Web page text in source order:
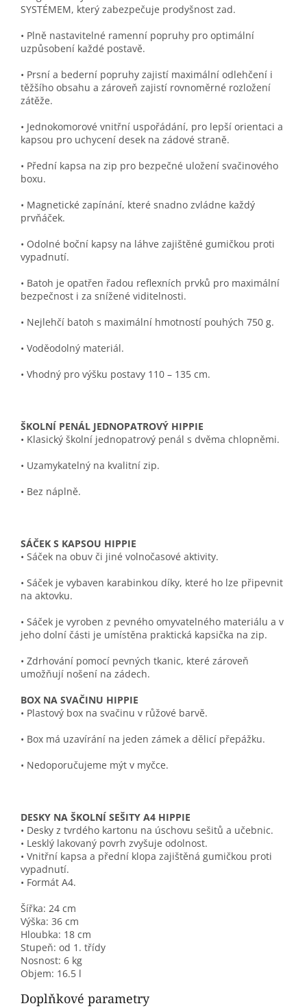
SYSTÉMEM, který zabezpečuje prodyšnost zad.
• Plně nastavitelné ramenní popruhy pro optimální
uzpůsobení každé postavě.
• Prsní a bederní popruhy zajistí maximální odlehčení i
těžšího obsahu a zároveň zajistí rovnoměrné rozložení
zátěže.
• Jednokomorové vnitřní uspořádání, pro lepší orientaci a
kapsou pro uchycení desek na zádové straně.
• Přední kapsa na zip pro bezpečné uložení svačinového
boxu.
• Magnetické zapínání, které snadno zvládne každý
prvňáček.
• Odolné boční kapsy na láhve zajištěné gumičkou proti
vypadnutí.
• Batoh je opatřen řadou reflexních prvků pro maximální
bezpečnost i za snížené viditelnosti.
• Nejlehčí batoh s maximální hmotností pouhých 750 g.
• Voděodolný materiál.
• Vhodný pro výšku postavy 110 – 135 cm.
ŠKOLNÍ PENÁL JEDNOPATROVÝ HIPPIE
• Klasický školní jednopatrový penál s dvěma chlopněmi.
• Uzamykatelný na kvalitní zip.
• Bez náplně.
SÁČEK S KAPSOU HIPPIE
• Sáček na obuv či jiné volnočasové aktivity.
• Sáček je vybaven karabinkou díky, které ho lze připevnit
na aktovku.
• Sáček je vyroben z pevného omyvatelného materiálu a v
jeho dolní části je umístěna praktická kapsička na zip.
• Zdrhování pomocí pevných tkanic, které zároveň
umožňují nošení na zádech.
BOX NA SVAČINU HIPPIE
• Plastový box na svačinu v růžové barvě.
• Box má uzavírání na jeden zámek a dělicí přepážku.
• Nedoporučujeme mýt v myčce.
DESKY NA ŠKOLNÍ SEŠITY A4 HIPPIE
• Desky z tvrdého kartonu na úschovu sešitů a učebnic.
• Lesklý lakovaný povrh zvyšuje odolnost.
• Vnitřní kapsa a přední klopa zajištěná gumičkou proti
vypadnutí.
• Formát A4.
Šířka: 24 cm
Výška: 36 cm
Hloubka: 18 cm
Stupeň: od 1. třídy
Nosnost: 6 kg
Objem: 16.5 l
Doplňkové parametry